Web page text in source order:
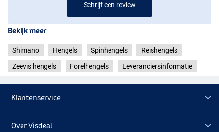
Schrijf een review
Bekijk meer
Shimano Hengels Spinhengels Reishengels
Zeevis hengels Forelhengels Leveranciersinformatie
Klantenservice
Over Visdeal